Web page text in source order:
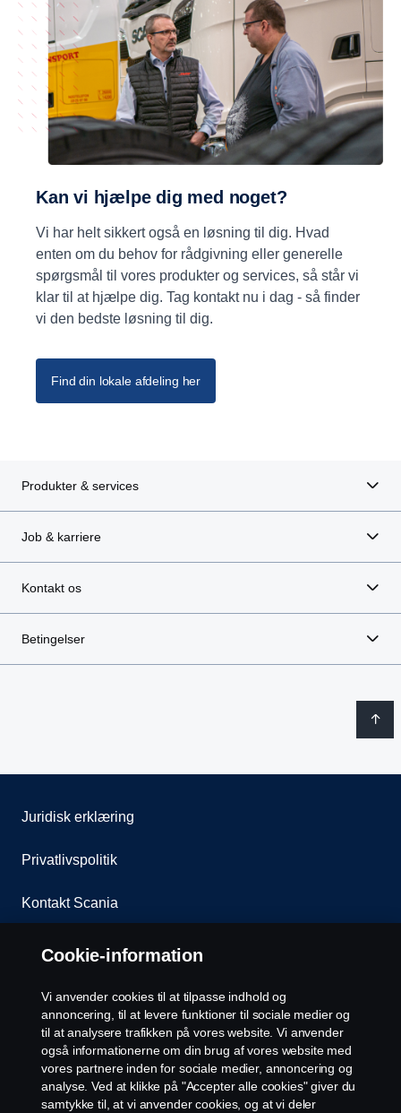
Kan vi hjælpe dig med noget?
Vi har helt sikkert også en løsning til dig. Hvad
enten om du behov for rådgivning eller generelle
spørgsmål til vores produkter og services, så står vi
klar til at hjælpe dig. Tag kontakt nu i dag - så finder
vi den bedste løsning til dig.
Find din lokale afdeling her
Produkter & services
Job & karriere
Kontakt os
Betingelser
Juridisk erklæring
Privatlivspolitik
Kontakt Scania
Whistleblowing
Assistance nummer
Cookie policy
Cookie settings
Cookie-information
Vi anvender cookies til at tilpasse indhold og
annoncering, til at levere funktioner til sociale medier og
til at analysere trafikken på vores website. Vi anvender
også informationerne om din brug af vores website med
vores partnere inden for sociale medier, annoncering og
analyse. Ved at klikke på "Accepter alle cookies" giver du
samtykke til, at vi anvender cookies, og at vi deler